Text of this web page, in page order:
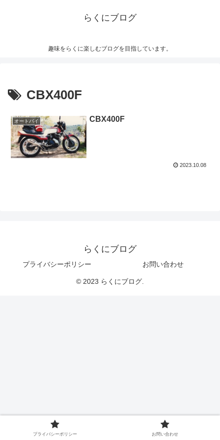
らくにブログ
趣味をらくに楽しむブログを目指しています。
CBX400F
オートバイ CBX400F
2023.10.08
らくにブログ
プライバシーポリシー お問い合わせ
© 2023 らくにブログ.
プライバシーポリシー お問い合わせ